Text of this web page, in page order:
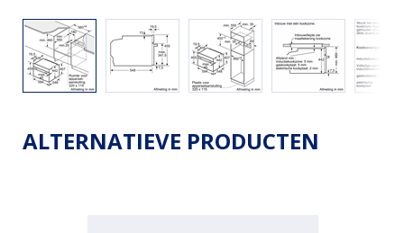
ALTERNATIEVE PRODUCTEN